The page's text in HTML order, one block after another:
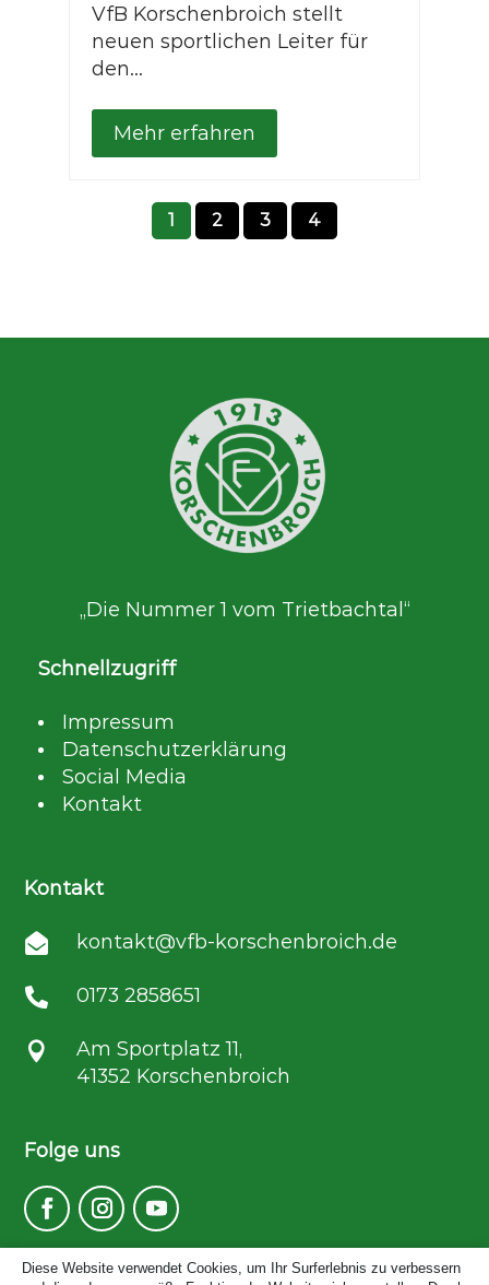
VfB Korschenbroich stellt
neuen sportlichen Leiter für
den...
Mehr erfahren
1 2 3 4
„Die Nummer 1 vom Trietbachtal“
Schnellzugriff
Impressum
Datenschutzerklärung
Social Media
Kontakt
Kontakt
 kontakt@vfb-korschenbroich.de
 0173 2858651

Am Sportplatz 11,
41352 Korschenbroich
Folge uns
Diese Website verwendet Cookies, um Ihr Surferlebnis zu verbessern